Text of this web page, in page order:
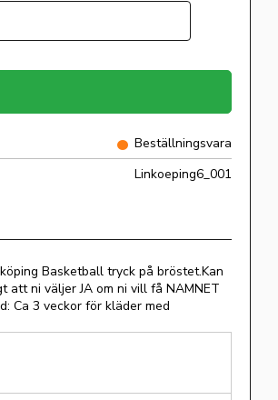
Beställningsvara
Linkoeping6_001
Basketball tryck på bröstet.Kan
att ni väljer JA om ni vill få NAMNET
Ca 3 veckor för kläder med